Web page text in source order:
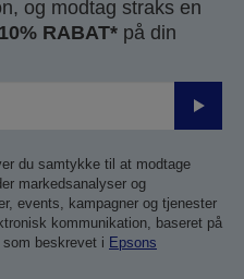
og modtag straks en
10% RABAT* på din
Send
du samtykke til at modtage
markedsanalyser og
events, kampagner og tjenester
kommunikation, baseret på
beskrevet i Epsons